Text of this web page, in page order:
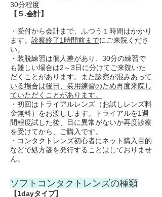
30分程度
【５.会計】
・受付から会計まで、ふつう１時間はかかり
ます。 診察終了1時間前までにご来院くださ
い。
・装脱練習は個人差があり、30分の練習で
も難しい場合は2～3日に分けてご来院いた
だくことがあります。
また診察が混みあって
いる場合は後日、装用練習のため再度来院し
ていただくことがあります。
・初回はトライアルレンズ（お試しレンズ料
金無料）をお渡しします。トライアルを1週
間程度試した後、目に異常がないか再度診察
を受けてから、ご購入です。
・コンタクトレンズ初心者にネット購入目的
などで処方箋を発行することはしておりませ
ん。
ソフトコンタクトレンズの種類
【1dayタイプ】